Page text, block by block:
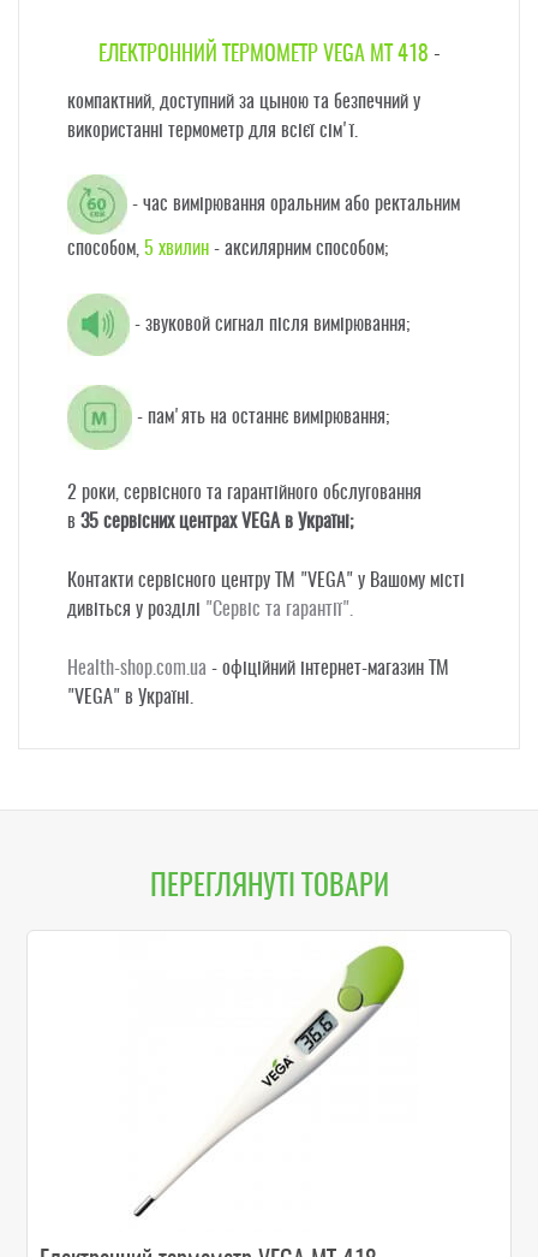
ЕЛЕКТРОННИЙ ТЕРМОМЕТР VEGA MT 418 -
компактний, доступний за цыною та безпечний у
використанні термометр для всієї сім'ї.
- час вимірювання оральним або ректальним
способом, 5 хвилин - аксилярним способом;
- звуковой сигнал після вимірювання;
- пам'ять на останнє вимірювання;
2 роки , cервісного та гарантійного обслуговання
в 35 сервісних центрах VEGA в Україні;
Контакти сервісного центру ТМ "VEGA" у Вашому місті
дивіться у розділі "Сервіс та гарантії"
Health-shop.com.ua - офіційний інтернет-магазин TM
"VEGA" в Україні.
ПЕРЕГЛЯНУТІ ТОВАРИ